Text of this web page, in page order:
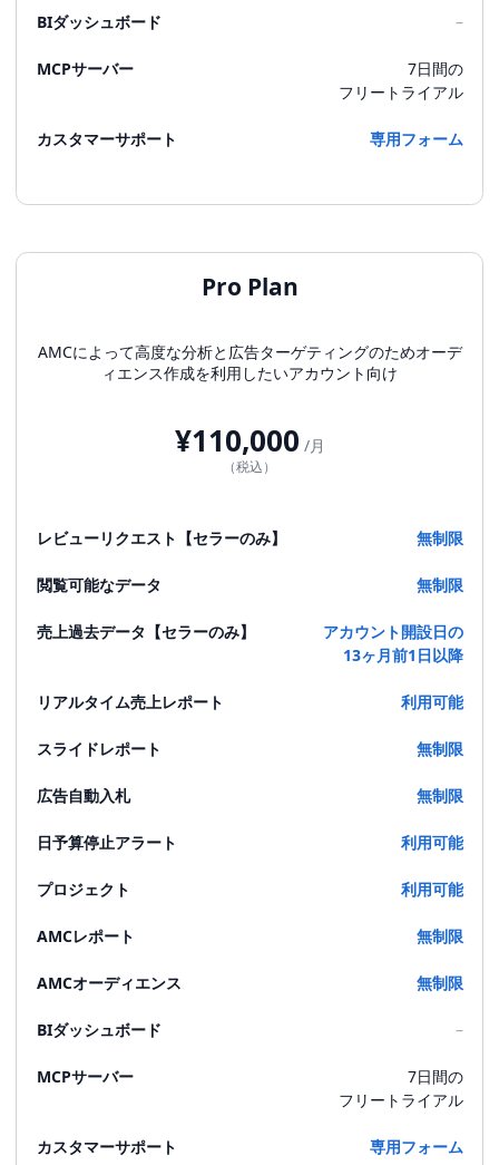
BIダッシュボード –
MCPサーバー
7日間の
フリートライアル
カスタマーサポート 専用フォーム
Pro Plan
AMCによって高度な分析と広告ターゲティングのためオーデ
ィエンス作成を利用したいアカウント向け
¥110,000 /月
（税込）
レビューリクエスト【セラーのみ】 無制限
閲覧可能なデータ 無制限
売上過去データ【セラーのみ】
アカウント開設日の
13ヶ月前1日以降
リアルタイム売上レポート 利用可能
スライドレポート 無制限
広告自動入札 無制限
日予算停止アラート 利用可能
プロジェクト 利用可能
AMCレポート 無制限
AMCオーディエンス 無制限
BIダッシュボード –
MCPサーバー
7日間の
フリートライアル
カスタマーサポート 専用フォーム